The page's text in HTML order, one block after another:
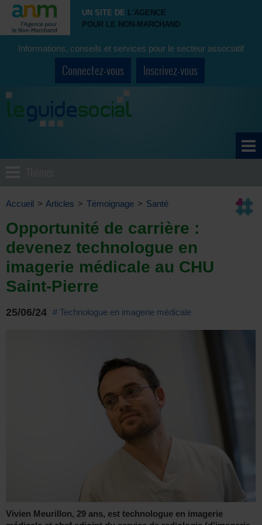
UN SITE DE L'AGENCE
POUR LE NON-MARCHAND
Informations, conseils et services pour le secteur associatif
Connectez-vous Inscrivez-vous
Accueil > Articles > Témoignage > Santé
Opportunité de carrière :
devenez technologue en
imagerie médicale au CHU
Saint-Pierre
25/06/24 # Technologue en imagerie médicale
Vivien Meurillon, 29 ans, est technologue en imagerie